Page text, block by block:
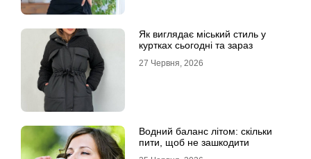
Як виглядає міський стиль у
куртках сьогодні та зараз
27 Червня, 2026
Водний баланс літом: скільки
пити, щоб не зашкодити